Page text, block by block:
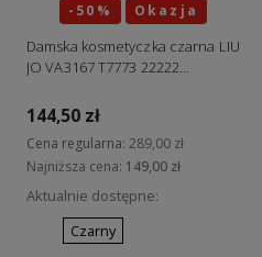
-50% Okazja
Damska kosmetyczka czarna LIU
JO VA3167 T7773 22222
144,50 zł
Cena regularna: 289,00 zł
Najniższa cena: 149,00 zł
Aktualnie dostępne:
Czarny